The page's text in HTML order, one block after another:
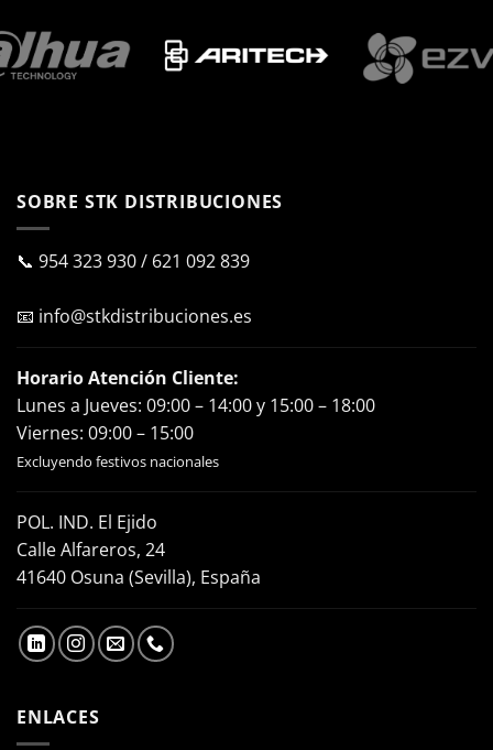
SOBRE STK DISTRIBUCIONES
📞 954 323 930/ 621 092 839
📧 info@stkdistribuciones.es
Horario Atención Cliente:
Lunes a Jueves: 09:00 – 14:00 y 15:00 – 18:00
Viernes: 09:00 – 15:00
Excluyendo festivos nacionales
POL. IND. El Ejido
Calle Alfareros, 24
41640 Osuna (Sevilla), España
ENLACES